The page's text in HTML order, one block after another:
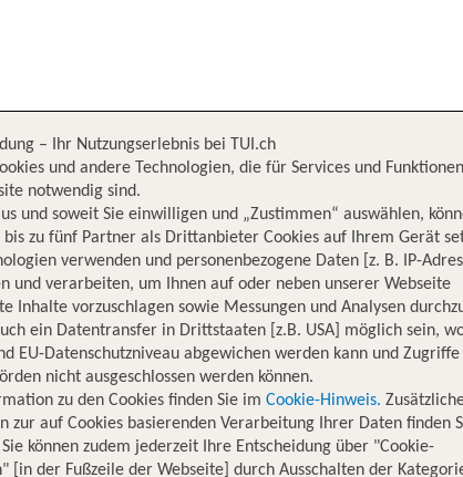
– Ihr Nutzungserlebnis bei TUI.ch
und andere Technologien, die für Services und
notwendig sind.
und soweit Sie einwilligen und „Zustimmen“ auswählen,
bis zu fünf Partner als Drittanbieter Cookies auf Ihrem Gerät
verwenden und personenbezogene Daten [z. B. IP-
und verarbeiten, um Ihnen auf oder neben unserer Webseite
Inhalte vorzuschlagen sowie Messungen und Analysen
ein Datentransfer in Drittstaaten [z.B. USA] möglich sein,
EU-Datenschutzniveau abgewichen werden kann und Zugriffe
nicht ausgeschlossen werden können.
zu den Cookies finden Sie im Cookie-Hinweis.
zur auf Cookies basierenden Verarbeitung Ihrer Daten finden
Sie können zudem jederzeit Ihre Entscheidung über "Cookie-
[in der Fußzeile der Webseite] durch Ausschalten der